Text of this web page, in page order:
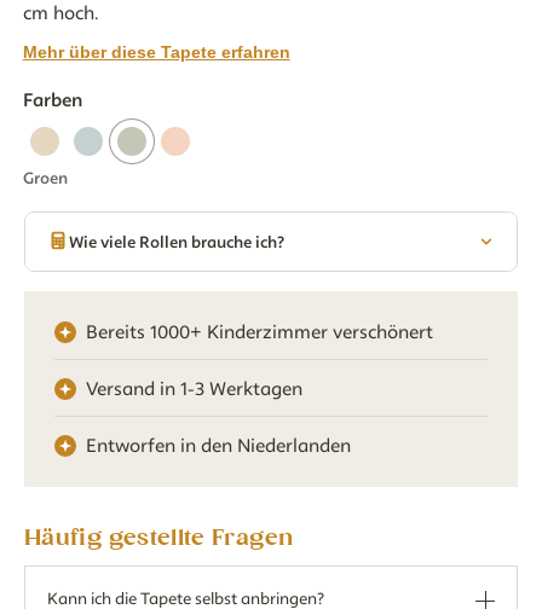
cm hoch.
Mehr über diese Tapete erfahren
Farben
Groen
Wie viele Rollen brauche ich?
Bereits 1000+ Kinderzimmer verschönert
Versand in 1-3 Werktagen
Entworfen in den Niederlanden
Häufig gestellte Fragen
Kann ich die Tapete selbst anbringen?